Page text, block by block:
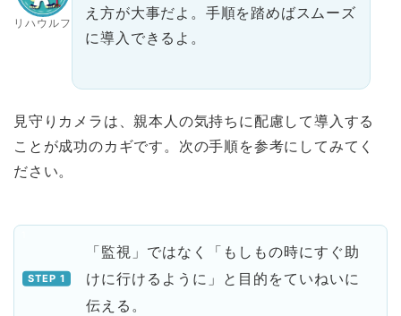
リハウルフ
え方が大事だよ。手順を踏めばスムーズ
に導入できるよ。
見守りカメラは、親本人の気持ちに配慮して導入する
ことが成功のカギです。次の手順を参考にしてみてく
ださい。
「監視」ではなく「もしもの時にすぐ助
けに行けるように」と目的をていねいに
伝える。